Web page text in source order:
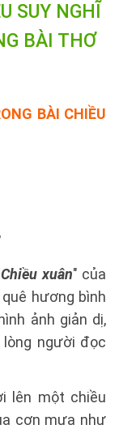
SUY NGHĨ
BÀI THƠ
BÀI CHIỀU
Chiều xuân" của
hương bình
ảnh giản dị,
người đọc
lên một chiều
cơn mưa như